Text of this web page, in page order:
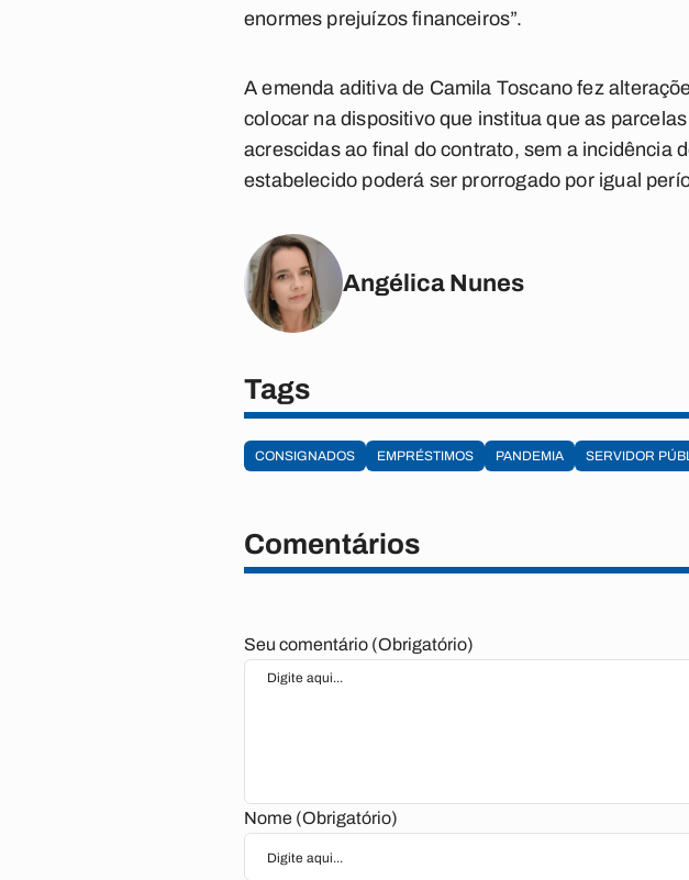
enormes prejuízos financeiros”.
A emenda aditiva de Camila Toscano fez
colocar na dispositivo que institua que as
acrescidas ao final do contrato, sem a incidência
estabelecido poderá ser prorrogado por igual
Angélica Nunes
Tags
CONSIGNADOS EMPRÉSTIMOS PANDEMIA SERVIDOR
Comentários
Seu comentário (Obrigatório)
Nome (Obrigatório)